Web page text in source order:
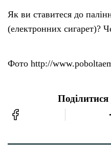
Як ви ставитеся до
(електронних сигарет)?
Фото http://